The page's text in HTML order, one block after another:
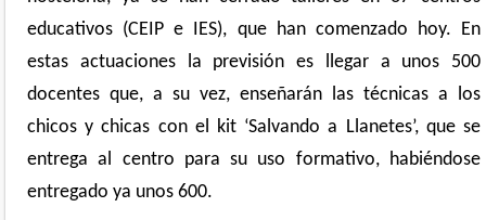
educativos (CEIP e IES), que han comenzado hoy. En
estas actuaciones la previsión es llegar a unos 500
docentes que, a su vez, enseñarán las técnicas a los
chicos y chicas con el kit ‘Salvando a Llanetes’, que se
entrega al centro para su uso formativo, habiéndose
entregado ya unos 600.